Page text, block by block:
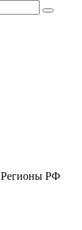
Регионы РФ